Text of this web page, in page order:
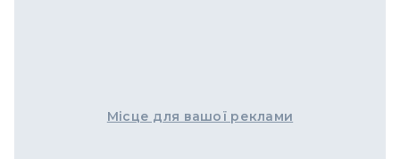
Місце для вашої реклами